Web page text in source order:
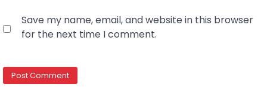
Save my name, email, and website in this browser
for the next time I comment.